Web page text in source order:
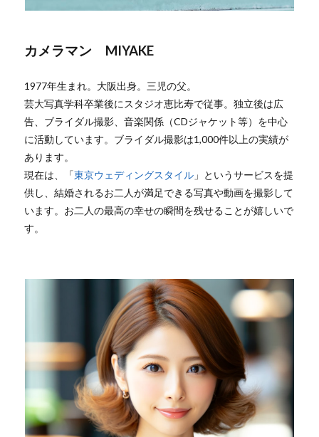
カメラマン MIYAKE
1977年生まれ。大阪出身。三児の父。
芸大写真学科卒業後にスタジオ恵比寿で従事。独立後は広
告、ブライダル撮影、音楽関係（CDジャケット等）を中心
に活動しています。ブライダル撮影は1,000件以上の実績が
あります。
現在は、「東京ウェディングスタイル 」というサービスを提
供し、結婚されるお二人が満足できる写真や動画を撮影して
います。お二人の最高の幸せの瞬間を残せることが嬉しいで
す。